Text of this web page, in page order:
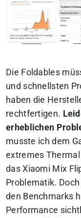
Die Foldables
und schnellsten
haben die
rechtfertigen.
erheblichen
musste ich dem
extremes
das Xiaomi Mix
Problematik.
den Benchmarks
Performance